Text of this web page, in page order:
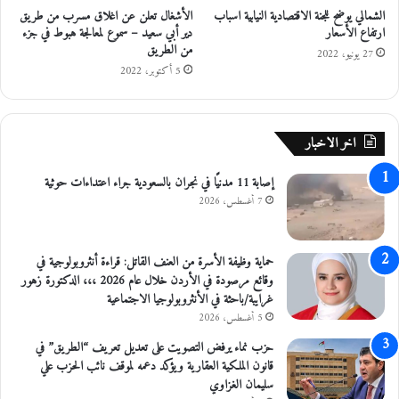
ه
ا
ش
/
ا
ش
ي
خ
ح
س
ي
ن
ط
ل
ق
م
ب
ت
ي
ر
ق
د
ر
ا
ت
ي
ا
ز
ن
ج
ا
م
ع
الشمالي يوضح للجنة الاقتصادية النيابية اسباب
ارتفاع الأسعار
27 يونيو، 2022
الأشغال تعلن عن اغلاق مسرب من طريق
دير أبي سعيد – سموع لمعالجة هبوط في جزء
من الطريق
5 أكتوبر، 2022
اخر الاخبار
إصابة 11 مدنيًا في نجران بالسعودية جراء اعتداءات حوثية
7 أغسطس، 2026
حماية وظيفة الأسرة من العنف القاتل: قراءة أنثروبولوجية في
وقائع مرصودة في الأردن خلال عام 2026 ،،، الدكتورة زهور
غرايبة/باحثة في الأنثروبولوجيا الاجتماعية
5 أغسطس، 2026
حزب نماء يرفض التصويت على تعديل تعريف “الطريق” في
قانون الملكية العقارية ويؤكد دعمه لموقف نائب الحزب علي
سليمان الغزاوي